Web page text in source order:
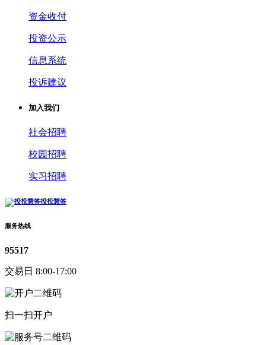
资金收付
投资公示
信息系统
投诉建议
加入我们
社会招聘
校园招聘
实习招聘
投投慧答
服务热线
95517
交易日 8:00-17:00
扫一扫开户